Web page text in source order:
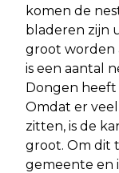
komen de
bladeren zijn
groot worden
is een aantal
Dongen heeft
Omdat er
zitten, is de
groot. Om dit
gemeente en